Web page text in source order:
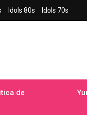
Idols 80s Idols 70s
de